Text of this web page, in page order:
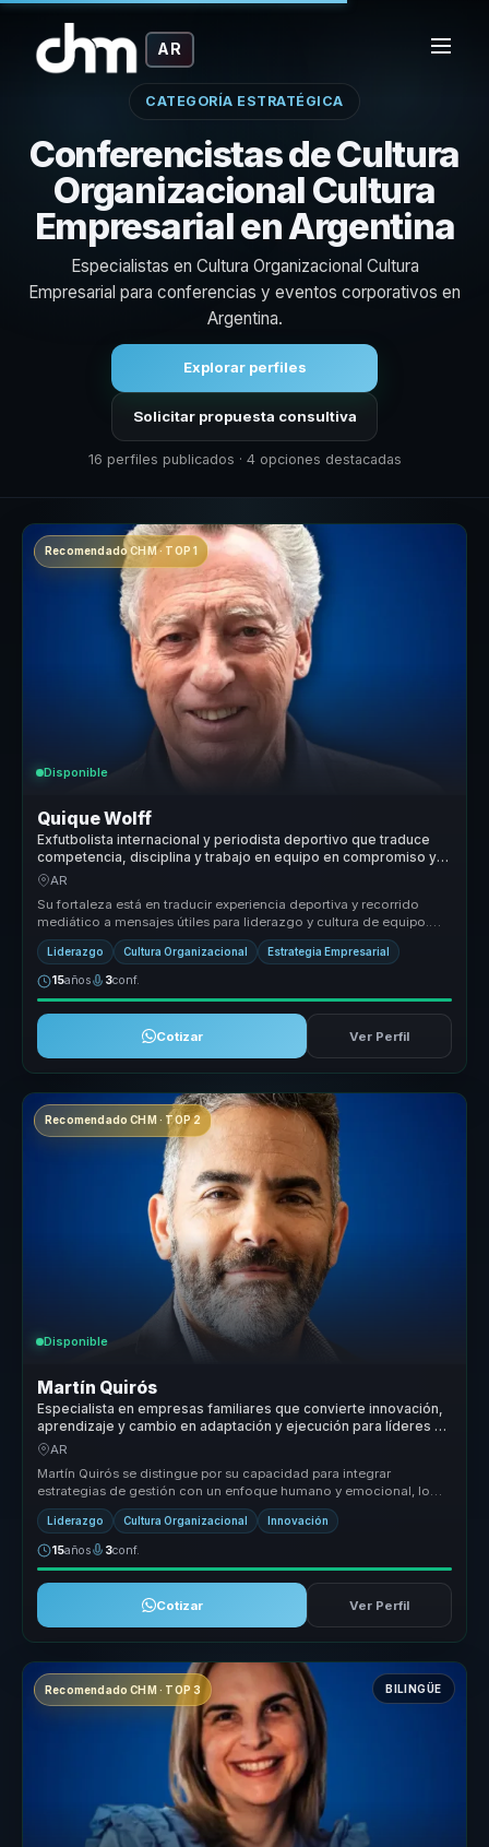
AR
CATEGORÍA ESTRATÉGICA
Conferencistas de Cultura
Organizacional Cultura
Empresarial en Argentina
Especialistas en Cultura Organizacional Cultura
Empresarial para conferencias y eventos corporativos en
Argentina.
Explorar perfiles
Solicitar propuesta consultiva
16 perfiles publicados · 4 opciones destacadas
Recomendado CHM · TOP 1
Disponible
Quique Wolff
Exfutbolista internacional y periodista deportivo que traduce
competencia, disciplina y trabajo en equipo en compromiso y
cultura ganadora para empresas.
AR
Su fortaleza está en traducir experiencia deportiva y recorrido
mediático a mensajes útiles para liderazgo y cultura de equipo.
Conecta d...
Liderazgo Cultura Organizacional Estrategia Empresarial
15años 3conf.
Cotizar Ver Perfil
Recomendado CHM · TOP 2
Disponible
Martín Quirós
Especialista en empresas familiares que convierte innovación,
aprendizaje y cambio en adaptación y ejecución para líderes y
equipos.
AR
Martín Quirós se distingue por su capacidad para integrar
estrategias de gestión con un enfoque humano y emocional, lo
que le permite abo...
Liderazgo Cultura Organizacional Innovación
15años 3conf.
Cotizar Ver Perfil
Recomendado CHM · TOP 3 BILINGÜE